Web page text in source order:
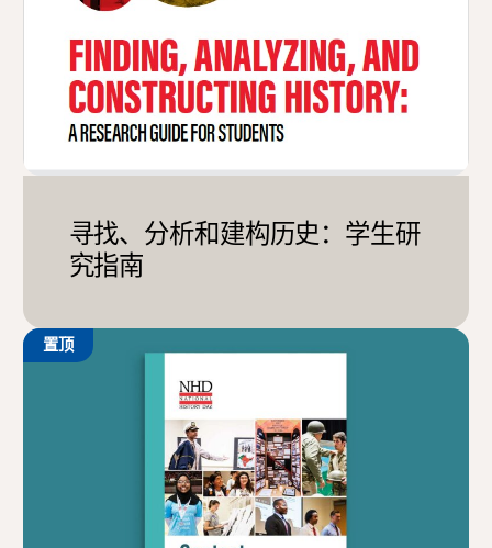
寻找、分析和建构历史：学生研
究指南
置顶